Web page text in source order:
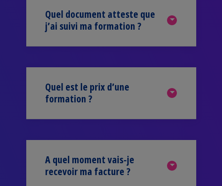
Quel document atteste que
j’ai suivi ma formation ?
Quel est le prix d’une
formation ?
A quel moment vais-je
recevoir ma facture ?